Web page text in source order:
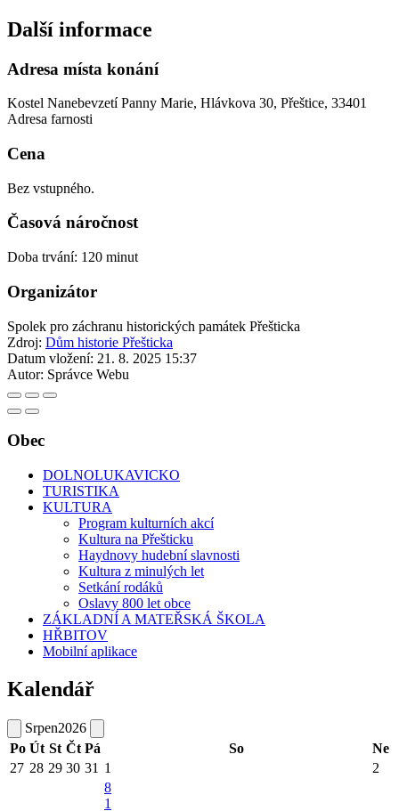
Další informace
Adresa místa konání
Kostel Nanebevzetí Panny Marie, Hlávkova 30, Přeštice, 33401
Adresa farnosti
Cena
Bez vstupného.
Časová náročnost
Doba trvání: 120 minut
Organizátor
Spolek pro záchranu historických památek Přešticka
Zdroj: Dům historie Přešticka
Datum vložení: 21. 8. 2025 15:37
Autor: Správce Webu
Obec
DOLNOLUKAVICKO
TURISTIKA
KULTURA
Program kulturních akcí
Kultura na Přešticku
Haydnovy hudební slavnosti
Kultura z minulých let
Setkání rodáků
Oslavy 800 let obce
ZÁKLADNÍ A MATEŘSKÁ ŠKOLA
HŘBITOV
Mobilní aplikace
Kalendář
Srpen2026
Po Út St Čt Pá So
Ne
27 28 29 30 31 1
2
8
1